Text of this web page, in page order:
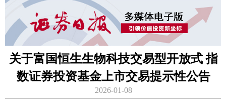
关于富国恒生生物科技交易型开放式 指
数证券投资基金上市交易提示性公告
2026-01-08